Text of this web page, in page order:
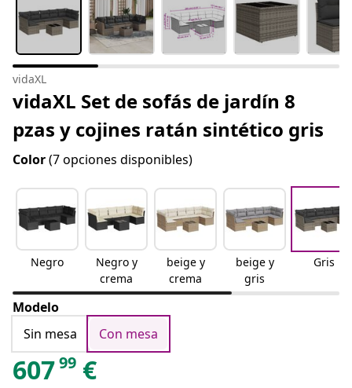
vidaXL
vidaXL Set de sofás de jardín 8
pzas y cojines ratán sintético gris
Color(7 opciones disponibles)
Negro
Negro y
crema
beige y
crema
beige y
gris
Gris
Modelo
Sin mesa
Con mesa
60799 €